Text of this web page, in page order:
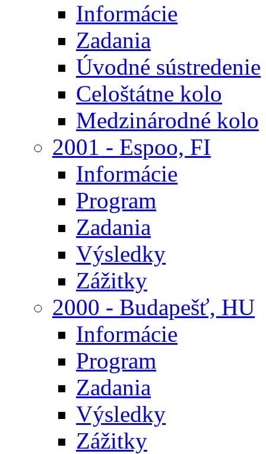
Informácie
Zadania
Úvodné sústredenie
Celoštátne kolo
Medzinárodné kolo
2001 - Espoo, FI
Informácie
Program
Zadania
Výsledky
Zážitky
2000 - Budapešť, HU
Informácie
Program
Zadania
Výsledky
Zážitky